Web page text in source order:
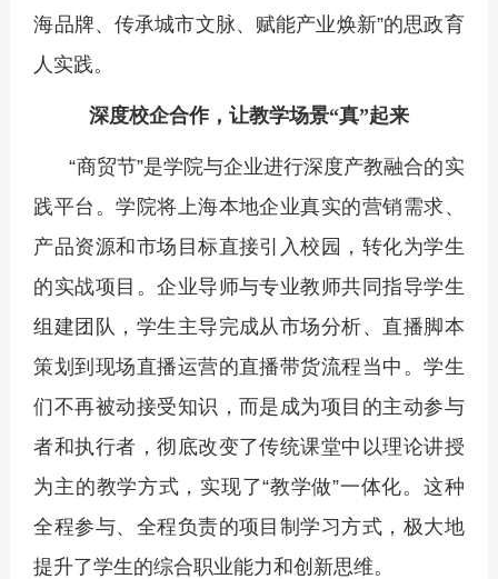
海品牌、传承城市文脉、赋能产业焕新”的思政育
人实践。
深度校企合作，让教学场景“真”起来
“商贸节”是学院与企业进行深度产教融合的实
践平台。学院将上海本地企业真实的营销需求、
产品资源和市场目标直接引入校园，转化为学生
的实战项目。企业导师与专业教师共同指导学生
组建团队，学生主导完成从市场分析、直播脚本
策划到现场直播运营的直播带货流程当中。学生
们不再被动接受知识，而是成为项目的主动参与
者和执行者，彻底改变了传统课堂中以理论讲授
为主的教学方式，实现了“教学做”一体化。这种
全程参与、全程负责的项目制学习方式，极大地
提升了学生的综合职业能力和创新思维。